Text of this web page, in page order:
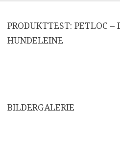
PRODUKTTEST: PETLOC –
UNDELEINE
BILDERGALERIE